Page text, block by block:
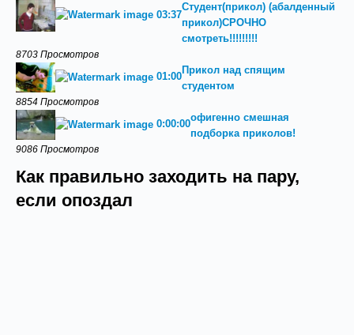
03:37
Студент(прикол) (абалденный
прикол)СРОЧНО
смотреть!!!!!!!!!
8703 Просмотров
01:00
Прикол над спящим
студентом
8854 Просмотров
0:00:00
офигенно смешная
подборка приколов!
9086 Просмотров
Как правильно заходить на пару,
если опоздал